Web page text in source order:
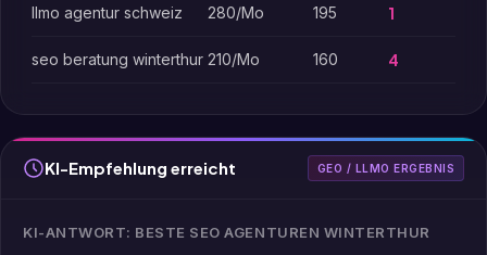
llmo agentur schweiz 280/Mo 195 1
seo beratung winterthur 210/Mo 160 4
KI-Empfehlung erreicht GEO / LLMO ERGEBNIS
KI-ANTWORT: BESTE SEO AGENTUREN WINTERTHUR